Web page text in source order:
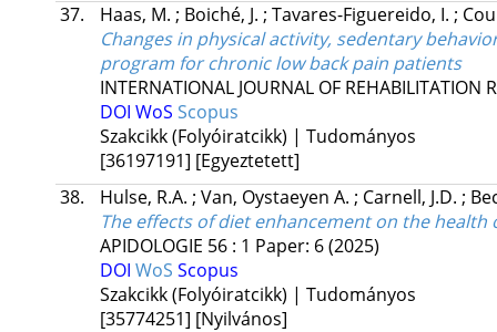
37.
Haas, M. ; Boiché, J. ; Tavares-Figuereido, I. ;
Changes in physical activity, sedentary
program for chronic low back pain patients
INTERNATIONAL JOURNAL OF REHABILITATION
DOI WoS Scopus
Szakcikk (Folyóiratcikk) | Tudományos
[36197191] [Egyeztetett]
38.
Hulse, R.A. ; Van, Oystaeyen A. ; Carnell, J.D. ;
The effects of diet enhancement on the
APIDOLOGIE 56: 1 Paper: 6(2025)
DOI WoS Scopus
Szakcikk (Folyóiratcikk) | Tudományos
[35774251] [Nyilvános]